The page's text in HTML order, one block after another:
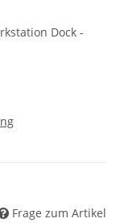
Dock -
Frage zum Artikel